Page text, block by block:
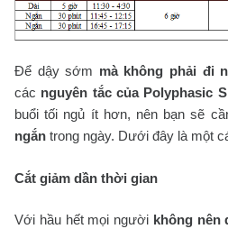
Để dậy sớm mà không phải đi
các nguyên tắc của Polyphasic
buổi tối ngủ ít hơn, nên bạn sẽ
ngắn trong ngày. Dưới đây là một
Cắt giảm dần thời gian
Với hầu hết mọi người không nên